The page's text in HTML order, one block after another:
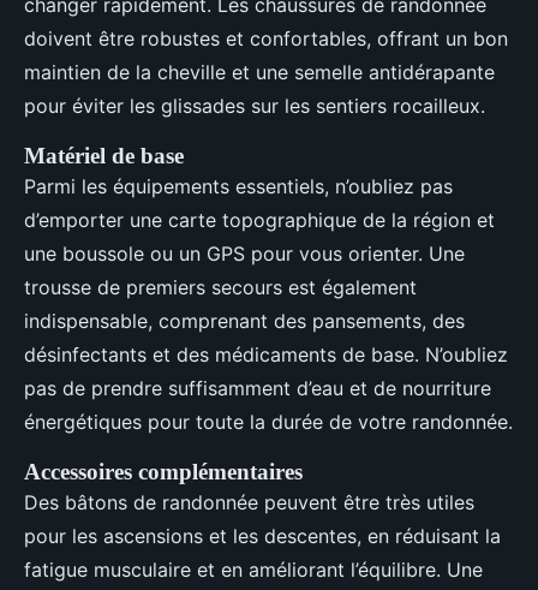
changer rapidement. Les chaussures de randonnée
doivent être robustes et confortables, offrant un bon
maintien de la cheville et une semelle antidérapante
pour éviter les glissades sur les sentiers rocailleux.
Matériel de base
Parmi les équipements essentiels, n’oubliez pas
d’emporter une carte topographique de la région et
une boussole ou un GPS pour vous orienter. Une
trousse de premiers secours est également
indispensable, comprenant des pansements, des
désinfectants et des médicaments de base. N’oubliez
pas de prendre suffisamment d’eau et de nourriture
énergétiques pour toute la durée de votre randonnée.
Accessoires complémentaires
Des bâtons de randonnée peuvent être très utiles
pour les ascensions et les descentes, en réduisant la
fatigue musculaire et en améliorant l’équilibre. Une